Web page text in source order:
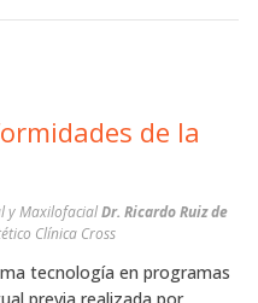
de la
y MaxilofacialDr. Ricardo Ruiz de
Clínica Cross
tecnología en programas
previa realizada por